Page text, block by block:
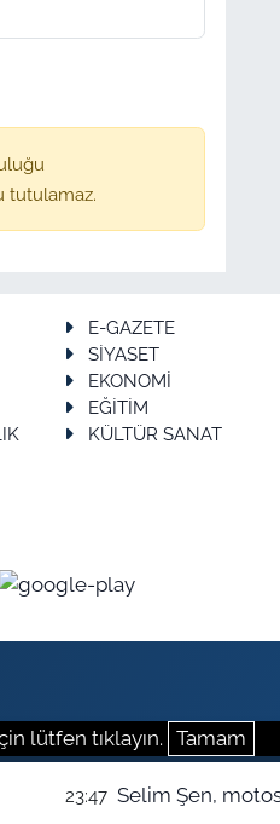
tutulamaz.
E-GAZETE
SİYASET
EKONOMİ
EĞİTİM
KÜLTÜR SANAT
lütfen tıklayın. Tamam
23:47 Selim Şen,